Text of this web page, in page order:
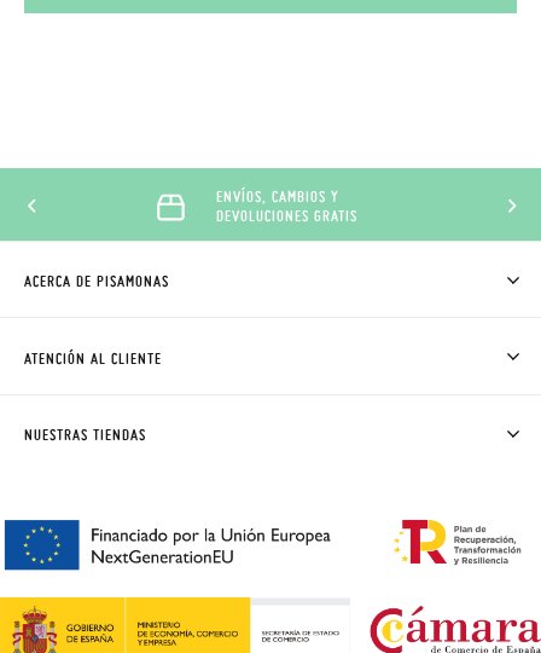
ENVÍOS, CAMBIOS Y
DEVOLUCIONES GRATIS
ACERCA DE PISAMONAS
CÓMO COMPRAR
AVISO LEGAL, PRIVACIDAD Y COOKIES
REBAJAS
ATENCIÓN AL CLIENTE
PREGUNTAS FRECUENTES
NUESTRAS TIENDAS